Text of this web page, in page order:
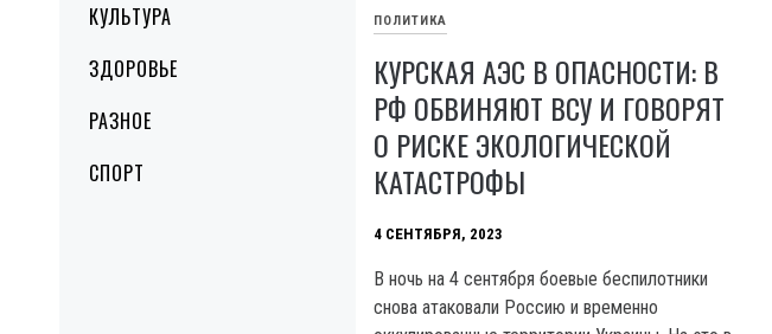
КУЛЬТУРА
ЗДОРОВЬЕ
РАЗНОЕ
СПОРТ
ПОЛИТИКА
КУРСКАЯ АЭС В ОПАСНОСТИ: В
РФ ОБВИНЯЮТ ВСУ И ГОВОРЯТ
О РИСКЕ ЭКОЛОГИЧЕСКОЙ
КАТАСТРОФЫ
4 СЕНТЯБРЯ, 2023
B ночь на 4 сентября боевые беспилотники
снова атаковали Россию и временно